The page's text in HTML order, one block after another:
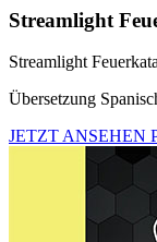
Streamlight
Streamlight
Übersetzung
JETZT ANSEHEN